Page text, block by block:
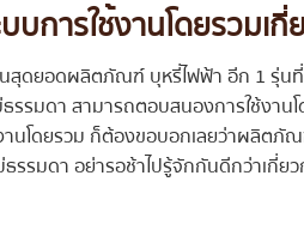
บการใช้งานโดยรวมเ
สุดยอดผลิตภัณฑ์ บุหรี่ไฟฟ้า อีก 1 รุ่น
รรมดา สามารถตอบสนองการใช้งาน
านโดยรวม ก็ต้องขอบอกเลยว่าผลิตภั
รมดา อย่ารอช้าไปรู้จักกันดีกว่าเกี่ย